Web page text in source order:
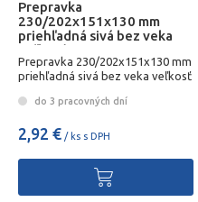
Prepravka
230/202x151x130 mm
priehľadná sivá bez veka
veľkosť 3 HK
Prepravka 230/202x151x130 mm
priehľadná sivá bez veka veľkosť
do 3 pracovných dní
2,92 € / ks s DPH